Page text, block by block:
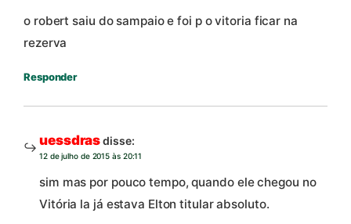
o robert saiu do sampaio e foi p o vitoria ficar na
rezerva
Responder
uessdrasdisse:
12 de julho de 2015 às 20:11
sim mas por pouco tempo, quando ele chegou no
Vitória la já estava Elton titular absoluto.